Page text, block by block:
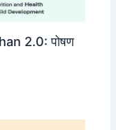
2.0: पोषण